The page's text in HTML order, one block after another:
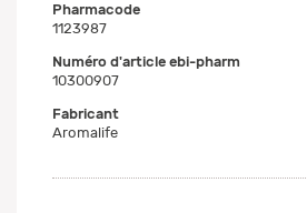
Pharmacode
1123987
Numéro d'article ebi-pharm
10300907
Fabricant
Aromalife